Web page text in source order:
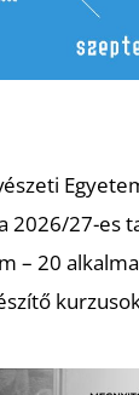
2026/27-es
– 20